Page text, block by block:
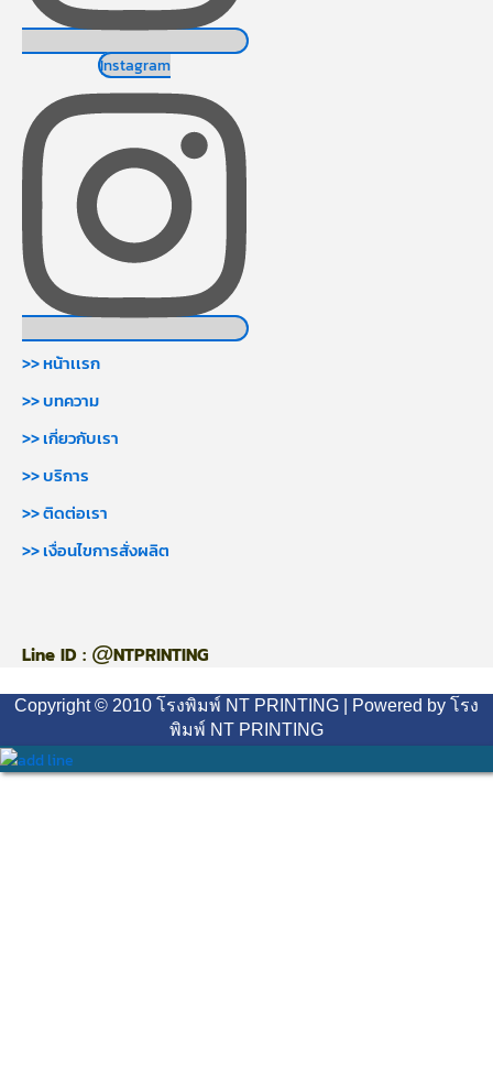
Instagram
>> หน้าเเรก
>> บทความ
>> เกี่ยวกับเรา
>> บริการ
>> ติดต่อเรา
>> เงื่อนไขการสั่งผลิต
Line ID : @NTPRINTING
Copyright © 2010 โรงพิมพ์ NT PRINTING | Powered by โรง
พิมพ์ NT PRINTING